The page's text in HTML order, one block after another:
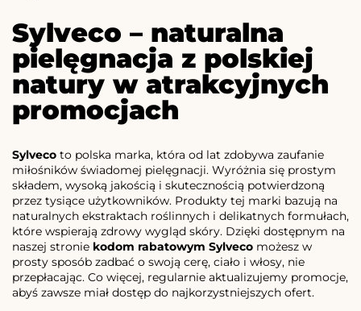
Sylveco – naturalna
pielęgnacja z polskiej
natury w atrakcyjnych
promocjach
Sylveco to polska marka, która od lat zdobywa zaufanie
miłośników świadomej pielęgnacji. Wyróżnia się prostym
składem, wysoką jakością i skutecznością potwierdzoną
przez tysiące użytkowników. Produkty tej marki bazują na
naturalnych ekstraktach roślinnych i delikatnych formułach,
które wspierają zdrowy wygląd skóry. Dzięki dostępnym na
naszej stronie kodom rabatowym Sylveco możesz w
prosty sposób zadbać o swoją cerę, ciało i włosy, nie
przepłacając. Co więcej, regularnie aktualizujemy promocje,
abyś zawsze miał dostęp do najkorzystniejszych ofert.